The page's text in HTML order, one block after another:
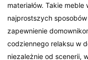
materiałów. Takie
najprostszych
zapewnienie
codziennego relaksu w
niezależnie od scenerii,